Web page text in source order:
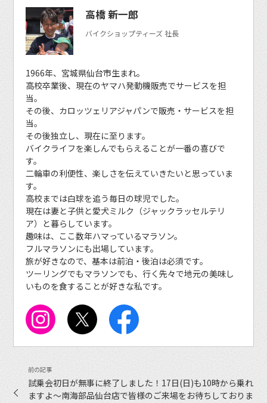
高橋 新一郎
バイクショップティーズ 社長
1966年、宮城県仙台市生まれ。
高校卒業後、現在のヤマハ発動機販売でサービスを担
当。
その後、カロッツェリアジャパンで販売・サービスを担
当。
その後独立し、現在に至ります。
バイクライフを楽しんでもらえることが一番の喜びで
す。
二輪車の利便性、楽しさを伝えていきたいと思っていま
す。
高校までは白球を追う毎日の球児でした。
現在は妻と子供と愛犬ミルク（ジャックラッセルテリ
ア）と暮らしています。
趣味は、ここ数年ハマっているマラソン。
フルマラソンにも出場しています。
旅が好きなので、基本は前泊・後泊は必須です。
ツーリングでもマラソンでも、行く先々で地元の美味し
いものを食することが好きな私です。
試乗会初日が無事に終了しました！17日(日)も10時から乗れ
ますよ〜南海部品仙台店で皆様のご来場をお待ちしておりま